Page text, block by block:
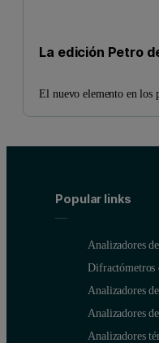
La edición Petro
El nuevo elemento en los
Popular links
Analizadores
Analizadores
Analizadores
Analizadores